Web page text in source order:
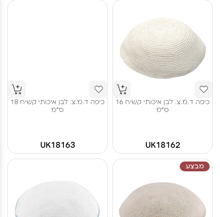
כיפה ד.מ.צ. לבן איכותי קשיח 16
ס"מ
UK18162
כיפה ד.מ.צ. לבן איכותי קשיח 18
ס"מ
UK18163
מבצע